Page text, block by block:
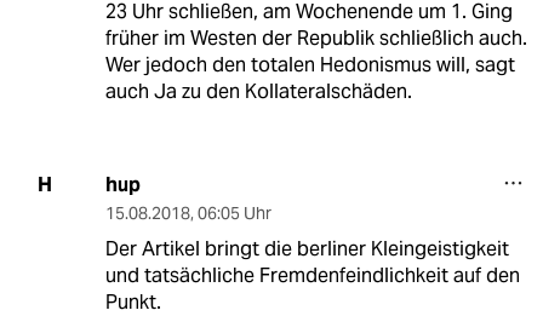
23 Uhr schließen, am Wochenende um 1. Ging
früher im Westen der Republik schließlich auch.
Wer jedoch den totalen Hedonismus will, sagt
auch Ja zu den Kollateralschäden.
H hup
15.08.2018, 06:05 Uhr
Der Artikel bringt die berliner Kleingeistigkeit
und tatsächliche Fremdenfeindlichkeit auf den
Punkt.